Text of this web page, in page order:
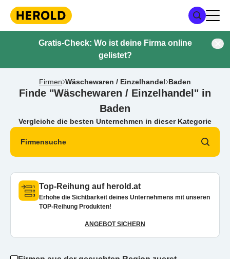
Gratis-Check: Wo ist deine Firma online
gelistet?
Firmen Wäschewaren / Einzelhandel Baden
Finde "Wäschewaren / Einzelhandel" in
Baden
Vergleiche die besten Unternehmen in dieser Kategorie
Firmensuche
Top-Reihung auf herold.at
Erhöhe die Sichtbarkeit deines Unternehmens mit unseren
TOP-Reihung Produkten!
ANGEBOT SICHERN